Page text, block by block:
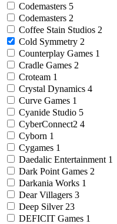
Codemasters 5
Codemasters 2
Coffee Stain Studios 2
Cold Symmetry 2
Counterplay Games 1
Cradle Games 2
Croteam 1
Crystal Dynamics 4
Curve Games 1
Cyanide Studio 5
CyberConnect2 4
Cyborn 1
Cygames 1
Daedalic Entertainment 1
Dark Point Games 2
Darkania Works 1
Dear Villagers 3
Deep Silver 23
DEFICIT Games 1